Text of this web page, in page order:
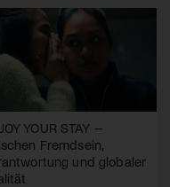
YOUR STAY –
Fremdsein,
und globaler